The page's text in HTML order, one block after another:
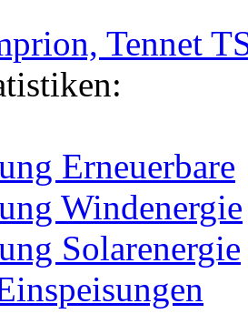
Tennet
Erneuerbare
Windenergie
Solarenergie